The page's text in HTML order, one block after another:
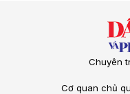
Chuyên
Cơ quan chủ